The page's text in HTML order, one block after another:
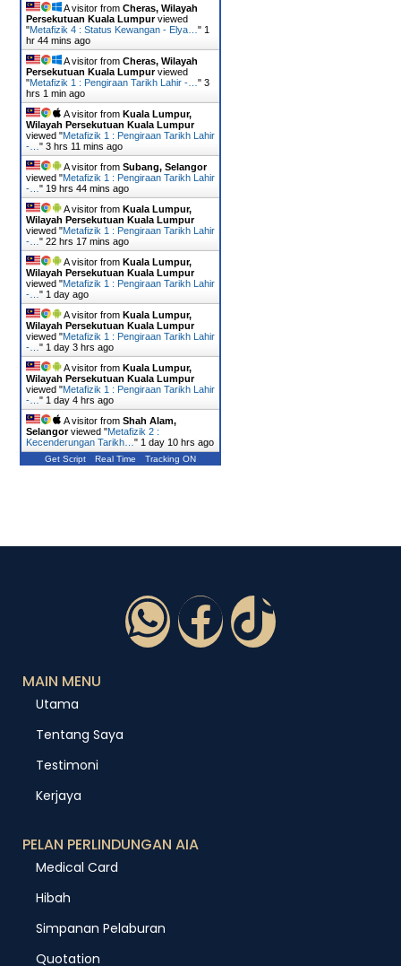
A visitor fromCheras, Wilayah
Persekutuan Kuala Lumpurviewed
"Metafizik 4 : Status Kewangan - Elya…" 1
hr 44 mins ago
A visitor fromCheras, Wilayah
Persekutuan Kuala Lumpurviewed
"Metafizik 1 : Pengiraan Tarikh Lahir -…"3
hrs 1 min ago
A visitor fromKuala Lumpur,
Wilayah Persekutuan Kuala Lumpur
viewed "Metafizik 1 : Pengiraan Tarikh Lahir
-…"3 hrs 11 mins ago
A visitor fromSubang, Selangor
viewed "Metafizik 1 : Pengiraan Tarikh Lahir
-…" 19 hrs 44 mins ago
A visitor fromKuala Lumpur,
Wilayah Persekutuan Kuala Lumpur
viewed "Metafizik 1 : Pengiraan Tarikh Lahir
-…"22 hrs 17 mins ago
A visitor fromKuala Lumpur,
Wilayah Persekutuan Kuala Lumpur
viewed "Metafizik 1 : Pengiraan Tarikh Lahir
-…" 1 day ago
A visitor fromKuala Lumpur,
Wilayah Persekutuan Kuala Lumpur
viewed "Metafizik 1 : Pengiraan Tarikh Lahir
-…" 1 day 3 hrs ago
A visitor fromKuala Lumpur,
Wilayah Persekutuan Kuala Lumpur
viewed "Metafizik 1 : Pengiraan Tarikh Lahir
-…" 1 day 4 hrs ago
A visitor fromShah Alam,
Selangorviewed "Metafizik 2 :
Kecenderungan Tarikh…" 1 day 10 hrs ago
Get Script Real Time Tracking ON
MAIN MENU
Utama
Tentang Saya
Testimoni
Kerjaya
PELAN PERLINDUNGAN AIA
Medical Card
Hibah
Simpanan Pelaburan
Quotation